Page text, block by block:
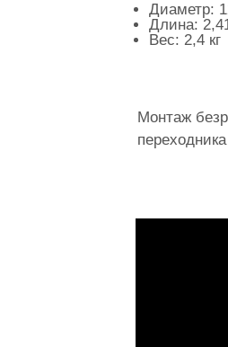
Диаметр:
Длина:
Вес: 2,4 кг
Монтаж